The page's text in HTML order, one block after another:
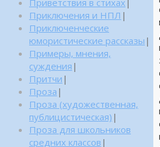
Приветствия в стихах
Приключения и НПЛ |
Приключенческие
юмористические рассказы |
Примеры, мнения,
суждения |
Притчи |
Проза |
Проза (художественная,
публицистическая) |
Проза для школьников
средних классов |